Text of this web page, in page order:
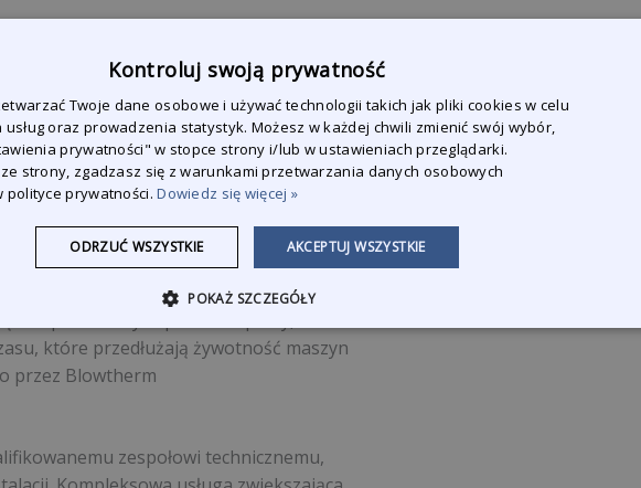
utrzymują wydajną pracę lakierni
i przestojów w procesie lakierowania.
instalacji,
kwot ryczałtowych,
czas reakcji w przypadku awarii,
nieplanowanych przerw w pracy,
które przedłużają żywotność maszyn
przez Blowtherm
zespołowi technicznemu,
Kontroluj swoją prywatność
Twoje dane osobowe i używać technologii takich jak pliki cookies w celu
usług oraz prowadzenia statystyk. Możesz w każdej chwili zmienić swój wybór,
prywatności" w stopce strony i/lub w ustawieniach przeglądarki.
strony, zgadzasz się z warunkami przetwarzania danych osobowych
polityce prywatności.Dowiedz się więcej »
AKCEPTUJ WSZYSTKIE
ODRZUĆ WSZYSTKIE
POKAŻ SZCZEGÓŁY